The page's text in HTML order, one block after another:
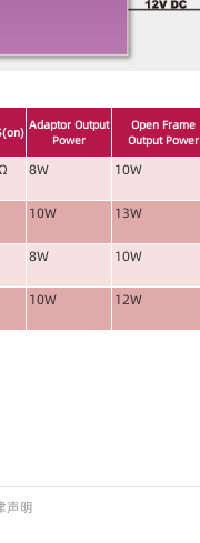
Adaptor Output
Power
Open Frame
Output Power
8W 10W
10W 13W
8W 10W
10W 12W
声明